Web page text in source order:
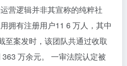
营逻辑并非其宣称的纯粹社
拥有注册用户11 6 万人，其中
至案发时，该团队共通过收取
万余元。 一审法院认定被